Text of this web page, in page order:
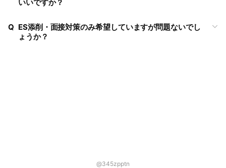
いいですか？
Q ES添削・面接対策のみ希望していますが問題ないでし
ょうか？
@345zpptn